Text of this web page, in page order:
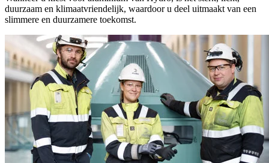
duurzaam en klimaatvriendelijk, waardoor u deel uitmaakt van een
slimmere en duurzamere toekomst.